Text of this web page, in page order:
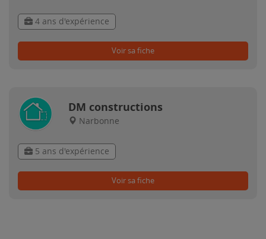
4 ans d'expérience
Voir sa fiche
DM constructions
Narbonne
5 ans d'expérience
Voir sa fiche